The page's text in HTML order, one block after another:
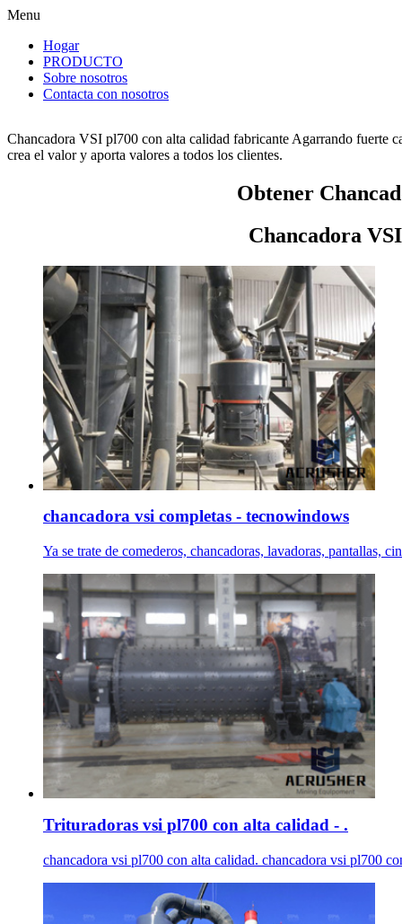
Menu
Hogar
PRODUCTO
Sobre nosotros
Contacta con nosotros
Chancadora VSI pl700 con alta calidad fabricante Agarrando fuerte
crea el valor y aporta valores a todos los clientes.
Obtener
Chancadora
chancadora vsi completas - tecnowindows
Ya se trate de comederos, chancadoras, lavadoras, pantallas,
Trituradoras vsi pl700 con alta calidad - .
chancadora vsi pl700 con alta calidad. chancadora vsi pl700